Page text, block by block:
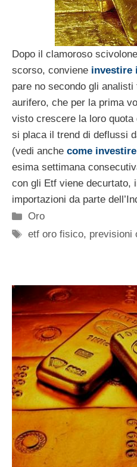
Dopo il clamoroso
scorso, conviene investire
pare no secondo gli
aurifero, che per la prima
visto crescere la loro
si placa il trend di deflussi
(vedi anche come
esima settimana
con gli Etf viene decurtato,
importazioni da parte
Categorie
Oro
Tag
etf oro fisico, previsioni